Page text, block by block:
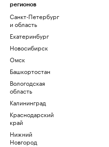
регионов
Санкт-Петербург
и область
Екатеринбург
Новосибирск
Омск
Башкортостан
Вологодская
область
Калининград
Краснодарский
край
Нижний
Новгород